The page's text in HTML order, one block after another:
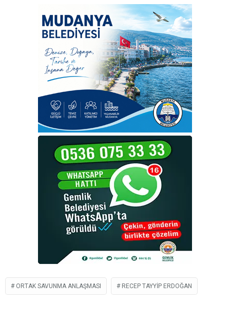
ORTAK SAVUNMA ANLAŞMASI RECEP TAYYIP ERDOĞAN